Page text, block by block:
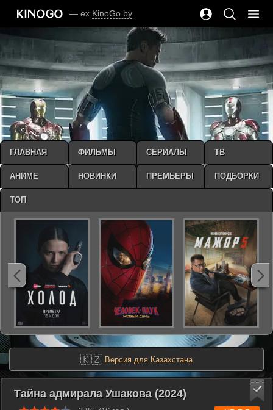
— ex KinoGo.by
🇰🇿 Версия для Казахстана
Тайна адмирала Ушакова (2024)
ГЛАВНАЯ ФИЛЬМЫ СЕРИАЛЫ ТВ
АНИМЕ НОВИНКИ ПРЕМЬЕРЫ ПОДБОРКИ
ТОП